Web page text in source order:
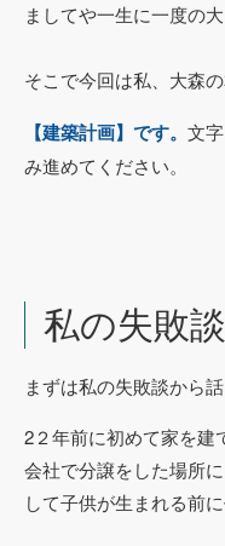
ましてや一生に一度の
そこで今回は私、大森
【建築計画】です。 文
み進めてください。
私の失敗談
まずは私の失敗談から
2２年前に初めて家を建
会社で分譲をした場所
して子供が生まれる前に